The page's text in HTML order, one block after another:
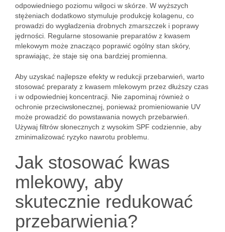
odpowiedniego poziomu wilgoci w skórze. W wyższych
stężeniach dodatkowo stymuluje produkcję kolagenu, co
prowadzi do wygładzenia drobnych zmarszczek i poprawy
jędrności. Regularne stosowanie preparatów z kwasem
mlekowym może znacząco poprawić ogólny stan skóry,
sprawiając, że staje się ona bardziej promienna.
Aby uzyskać najlepsze efekty w redukcji przebarwień, warto
stosować preparaty z kwasem mlekowym przez dłuższy czas
i w odpowiedniej koncentracji. Nie zapominaj również o
ochronie przeciwsłonecznej, ponieważ promieniowanie UV
może prowadzić do powstawania nowych przebarwień.
Używaj filtrów słonecznych z wysokim SPF codziennie, aby
zminimalizować ryzyko nawrotu problemu.
Jak stosować kwas
mlekowy, aby
skutecznie redukować
przebarwienia?